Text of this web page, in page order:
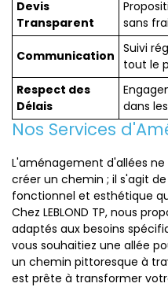
Devis
Transparent
sans
Communication Suivi
tout le
Respect des
Délais
dans
Nos Services
L'aménagement d'allées
créer un chemin ; il s'agit
fonctionnel et esthétique
Chez LEBLOND TP, nous
adaptés aux besoins
vous souhaitiez une allée
un chemin pittoresque à
est prête à transformer